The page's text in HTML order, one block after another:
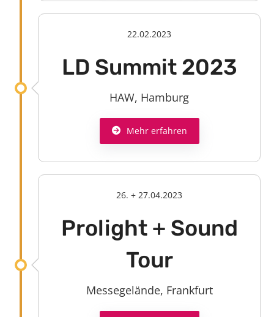
22.02.2023
LD Summit 2023
HAW, Hamburg
Mehr erfahren
26. + 27.04.2023
Prolight + Sound
Tour
Messegelände, Frankfurt